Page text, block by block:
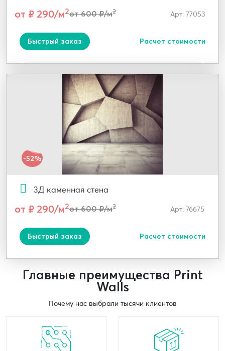
от ₽ 290/м2от 600 ₽/м2 Арт: 77053
Быстрый заказ Расчет стоимости
-52%
3Д каменная стена
от ₽ 290/м2от 600 ₽/м2 Арт: 76675
Быстрый заказ Расчет стоимости
Главные преимущества Print
Walls
Почему нас выбрали тысячи клиентов